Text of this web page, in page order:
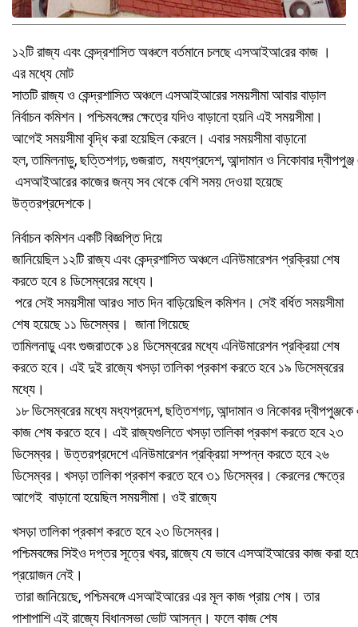
১২টি রাজ্য এবং কেন্দ্রশাসিত অঞ্চলে বর্তমানেচলছেএসআইআরের কাজ ।
এর মধ্যে মোট
সাতটিরাজ্য ও কেন্দ্রশাসিত অঞ্চলে এসআইআরের সময়সীমা আবারবাড়াল
নির্বাচন কমিশন। পশ্চিমবঙ্গের ক্ষেত্রে যদিও বাড়ানো হয়নি এই সময়সীমা।
আগেই সময়সীমা বৃদ্ধি করা হয়েছিল কেরলে। এবার সময়সীমা বাড়ানো
হল,তামিলনাড়ু, ছত্তিশগঢ়, গুজরাত, মধ্যপ্রদেশ, আন্দামান ও নিকোবারদ্বীপপুঞ্জ
এসআইআরেরকাজেরজন্যসব থেকে বেশি সময় দেওয়া হয়েছে
উত্তরপ্রদেশকে।
নির্বাচন কমিশন একটি বিজ্ঞপ্তি দিয়ে
জানিয়েছিল১২টি রাজ্য এবং কেন্দ্রশাসিত অঞ্চলেএনিউমারেশন প্রক্রিয়া শেষ
করতে হবে ৪ ডিসেম্বরের মধ্যে।
পরে সেই সময়সীমাআরও সাত দিনবাড়িয়েছিলকমিশন । সেই বর্ধিত সময়সীমা
শেষ হয়েছে ১১ ডিসেম্বর। জানা গিয়েছে
তামিলনাড়ু এবং গুজরাতকে ১৪ ডিসেম্বরের মধ্যেএনিউমারেশন প্রক্রিয়া শেষ
করতে হবে। এই দুই রাজ্যে খসড়া তালিকা প্রকাশ করতে হবে ১৯ ডিসেম্বরের
মধ্যে।
১৮ ডিসেম্বরের মধ্যেমধ্যপ্রদেশ, ছত্তিশগঢ়, আন্দামান ও নিকোবর দ্বীপপুঞ্জকে
কাজ শেষ করতে হবে। এই রাজ্যগুলিতে খসড়া তালিকা প্রকাশ করতে হবে ২৩
ডিসেম্বর। উত্তরপ্রদেশে এনিউমারেশন প্রক্রিয়া সম্পন্ন করতে হবে ২৬
ডিসেম্বর। খসড়া তালিকা প্রকাশ করতে হবে ৩১ ডিসেম্বর। কেরলের ক্ষেত্রে
আগেই বাড়ানো হয়েছিল সময়সীমা। ওই রাজ্যে
খসড়া তালিকা প্রকাশ করতে হবে ২৩ ডিসেম্বর।
পশ্চিমবঙ্গের সিইও দপ্তর সূত্রে খবর, রাজ্যে যে ভাবে এসআইআরের কাজকরা
প্রয়োজন নেই।
তারা জানিয়েছে, পশ্চিমবঙ্গে এসআইআরের এর মূল কাজ প্রায় শেষ।তার
পাশাপাশি এই রাজ্যেবিধানসভা ভোটআসন্ন। ফলে কাজ শেষ